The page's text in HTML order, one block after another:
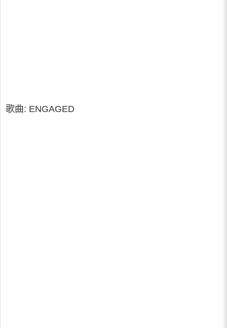
歌曲: ENGAGED